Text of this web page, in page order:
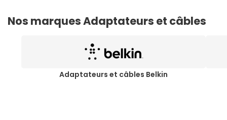
Nos marques Adaptateurs et câbles
Adaptateurs et câbles Belkin